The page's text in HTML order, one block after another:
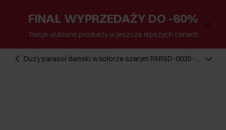
FINAŁ WYPRZEDAŻY DO -60%
Twoje ulubione produkty w jeszcze lepszych cenach
Duży parasol damski w kolorze szarym PARSD-0035-